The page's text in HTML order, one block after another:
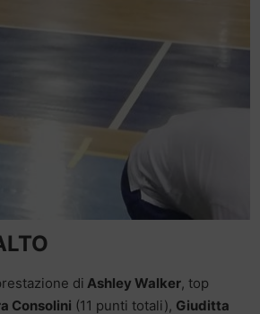
di Ashley Walker, top
Consolini (11 punti totali), Giuditta